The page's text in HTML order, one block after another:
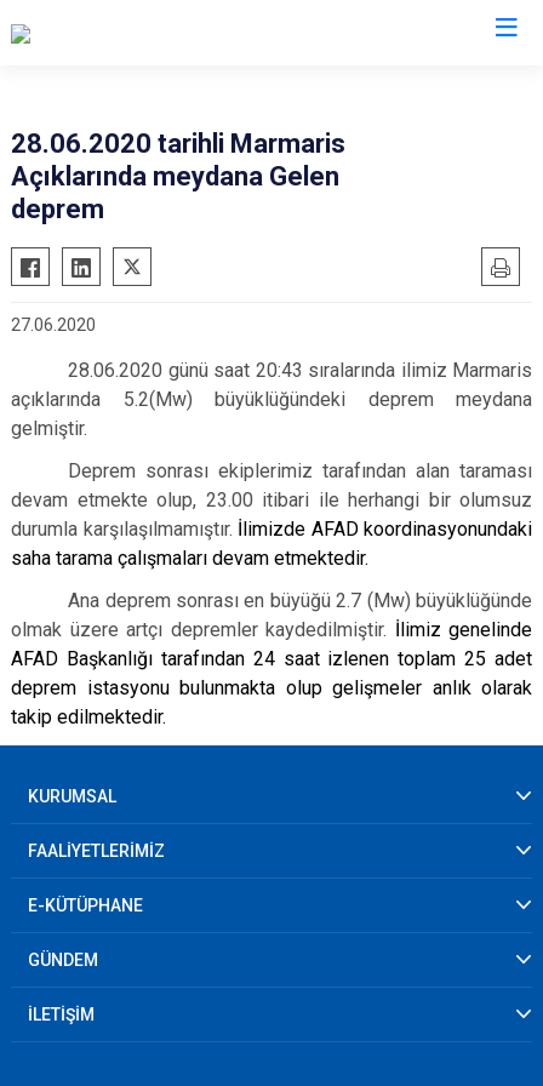
28.06.2020 tarihli Marmaris
Açıklarında meydana Gelen
deprem
27.06.2020
28.06.2020 günü saat 20:43 sıralarında ilimiz Marmaris
açıklarında 5.2(Mw) büyüklüğündeki deprem meydana
gelmiştir.
Deprem sonrası ekiplerimiz tarafından alan taraması
devam etmekte olup, 23.00 itibari ile herhangi bir olumsuz
durumla karşılaşılmamıştır. İlimizde AFAD koordinasyonundaki
saha tarama çalışmaları devam etmektedir.
Ana deprem sonrası en büyüğü 2.7 (Mw) büyüklüğünde
olmak üzere artçı depremler kaydedilmiştir. İlimiz genelinde
AFAD Başkanlığı tarafından 24 saat izlenen toplam 25 adet
deprem istasyonu bulunmakta olup gelişmeler anlık olarak
takip edilmektedir.
KURUMSAL
FAALİYETLERİMİZ
E-KÜTÜPHANE
GÜNDEM
İLETİŞİM